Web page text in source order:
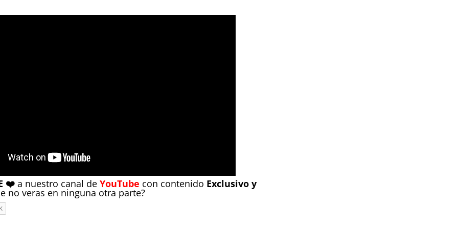
❤️ a nuestro canal deYouTube con contenido Exclusivo y
no veras en ninguna otra parte?